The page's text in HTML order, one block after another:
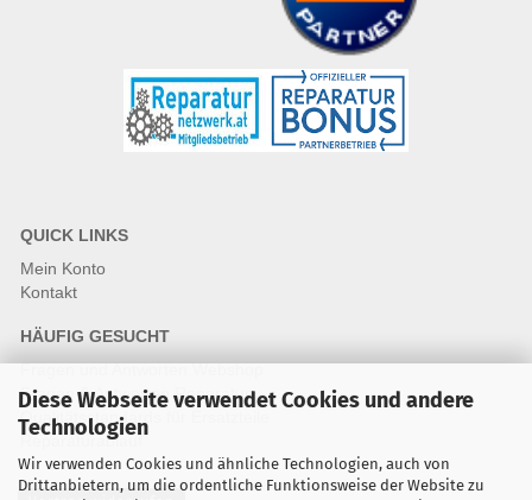
Diese Webseite verwendet Cookies und andere
Technologien
Wir verwenden Cookies und ähnliche Technologien, auch von
Drittanbietern, um die ordentliche Funktionsweise der Website zu
QUICK LINKS
Mein Konto
Kontakt
HÄUFIG GESUCHT
Fragen und Antworten Webshop
Fragen & Antworten Reparatur
Qualitätsstandards für Ersatzteile
Reparaturablauf